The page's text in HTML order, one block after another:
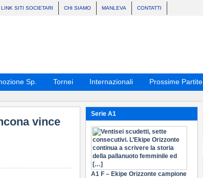
LINK SITI SOCIETARI CHI SIAMO MANLEVA CONTATTI
Sp. Tornei Internazionali Prossime Partite
vince
Serie A1
A1 F – Ekipe Orizzonte campione